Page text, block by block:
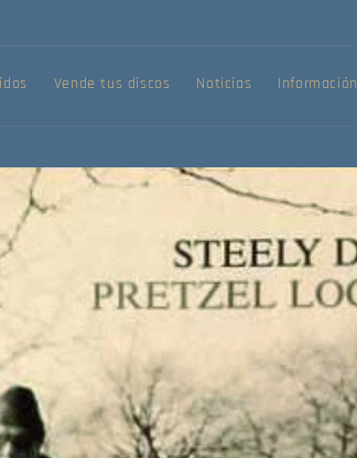
Vende tus discos Noticias Información